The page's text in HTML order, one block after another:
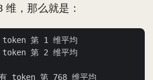
，那么就是：
第 1 维平均
第 2 维平均